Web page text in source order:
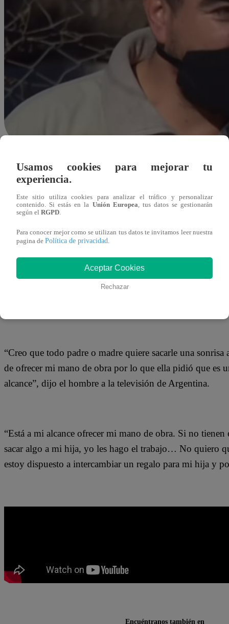
21 de agosto 2020
Un albañil en Argentina ofreció su trabajo a cambio de
Juan Nieva, quien vive en la ciudad de Córdoba, intentó
engreída para poder cumplir con sus clases debido al
“Creo que todo padre o madre quiere sacarle una
de ofrecer mi mano de obra por lo que ella pidió que es
alcance”, dijo el hombre a la televisión de Argentina.
“Está a mi alcance ofrecer mi mano de obra. Si no
sacar algo a mi hija, yo les hago el trabajo… No quiero
estoy dispuesto a intercambiar un regalo para mi hija y
Usamos cookies para mejorar tu
experiencia.
Este sitio utiliza cookies para analizar el tráfico y personalizar
contenido. Si estás en la Unión Europea , tus datos se gestionarán
según el RGPD
Para conocer mejor como se utilizan tus datos te invitamos leer nuestra
pagina de Política de privacidad
Aceptar Cookies
Rechazar
Encuéntranos también en